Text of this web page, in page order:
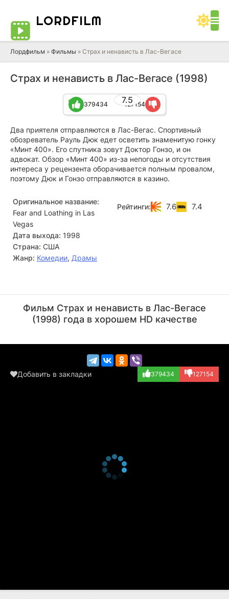
LORDFILM
Лордфильм » Фильмы » Страх и ненависть в Лас-Вегасе
Страх и ненависть в Лас-Вегасе (1998)
7.5
379434 127154
Два приятеля отправляются в Лас-Вегас. Спортивный
обозреватель Рауль Дюк едет осветить знаменитую гонку
«Минт 400». Его спутника зовут Доктор Гонзо, и он
адвокат. Обзор «Минт 400» из-за непогоды и отсутствия
интереса у рецензента оборачивается полным провалом,
поэтому Дюк и Гонзо отправляются в казино.
Оригинальное название:
Fear and Loathing in Las
Vegas
Дата выхода: 1998
Страна: США
Жанр: Комедии, Драмы
Рейтинги: 7.6 7.4
(Angel, в титрах...)
(Dune Buggy Driv...)
Фильм Страх и ненависть в Лас-Вегасе
(1998) года в хорошем HD качестве
Добавить в закладки 379434 127154